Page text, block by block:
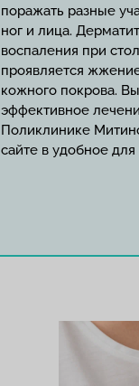
поражать разные
ног и лица.
воспаления при
проявляется
кожного покрова.
эффективное
Поликлинике
сайте в удобное